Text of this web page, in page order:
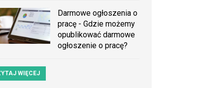
Darmowe ogłoszenia o
pracę - Gdzie możemy
opublikować darmowe
ogłoszenie o pracę?
WIĘCEJ